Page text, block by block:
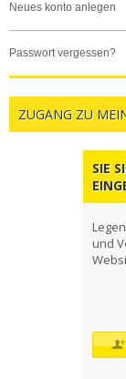
neues konto anlegen
passwort vergessen?
ZUGANG ZU
SIE
und